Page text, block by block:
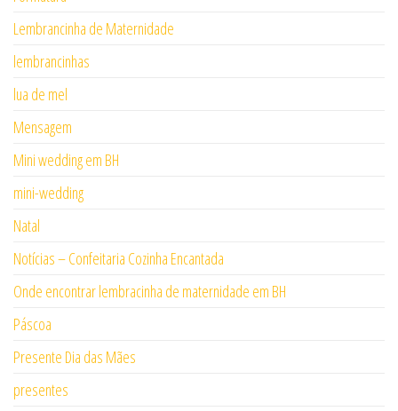
Lembrancinha de Maternidade
lembrancinhas
lua de mel
Mensagem
Mini wedding em BH
mini-wedding
Natal
Notícias – Confeitaria Cozinha Encantada
Onde encontrar lembracinha de maternidade em BH
Páscoa
Presente Dia das Mães
presentes